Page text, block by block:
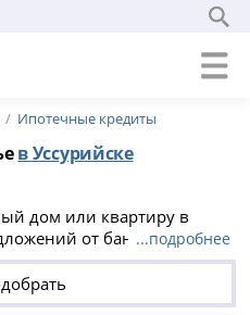
Ипотечные кредиты
в Уссурийске
дом или квартиру в
от банков с
ипотеки на готовое
ставки, сроки,
купить квартиру на
...подробнее